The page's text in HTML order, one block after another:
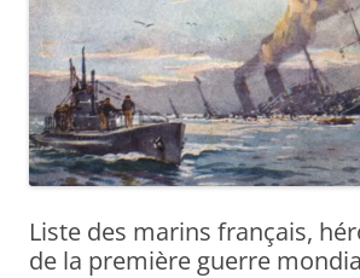
Liste des marins français,
de la première guerre